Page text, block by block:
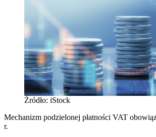
Źródło: iStock
Mechanizm podzielonej płatności VAT
r.